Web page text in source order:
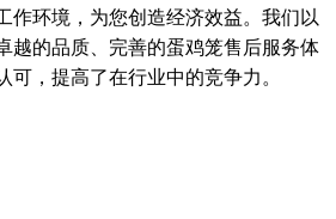
作环境，为您创造经济效益。我们以
越的品质、完善的蛋鸡笼售后服务体
可，提高了在行业中的竞争力。